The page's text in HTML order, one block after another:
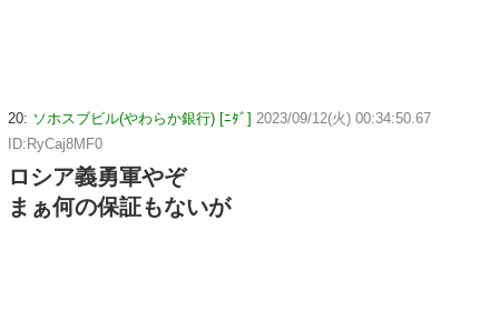
20: ソホスブビル(やわらか銀行) [ﾆﾀﾞ] 2023/09/12(火) 00:34:50.67
ID:RyCaj8MF0
ロシア義勇軍やぞ
まぁ何の保証もないが